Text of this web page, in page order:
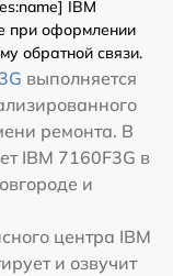
IBM
при оформлении
обратной связи.
выполняется
ремонта. В
IBM 7160F3G в
и
центра IBM
и озвучит